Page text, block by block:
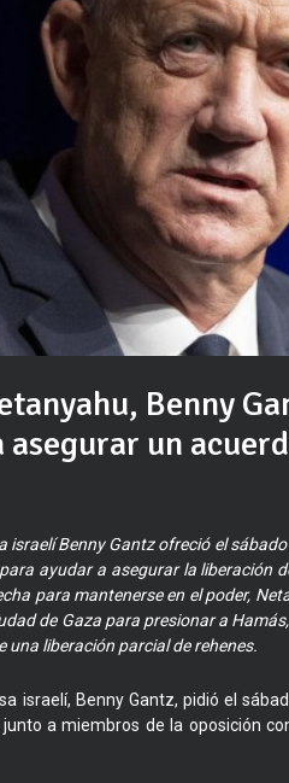
Benny
un
israelí Benny Gantz ofreció el
ayudar a asegurar la liberación
para mantenerse en el poder,
de Gaza para presionar a
una liberación parcial de rehenes.
israelí, Benny Gantz, pidió el
a miembros de la oposición